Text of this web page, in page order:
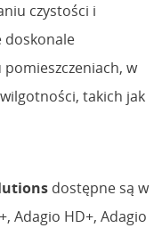
czystości i
doskonale
w
takich jak
dostępne są w
Adagio HD+, Adagio